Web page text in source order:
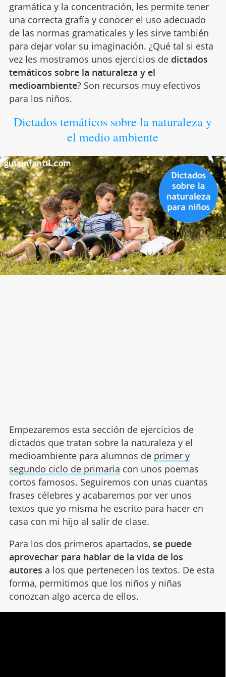
gramática y la concentración, les permite tener
una correcta grafía y conocer el uso adecuado
de las normas gramaticales y les sirve también
para dejar volar su imaginación. ¿Qué tal si esta
vez les mostramos unos ejercicios dedictados
temáticos sobre la naturaleza y el
medioambiente? Son recursos muy efectivos
para los niños.
Dictados temáticos sobre la naturaleza y
el medio ambiente
Empezaremos esta sección de ejercicios de
dictados que tratan sobre la naturaleza y el
medioambiente para alumnos de primer y
segundo ciclo de primaria con unos poemas
cortos famosos. Seguiremos con unas cuantas
frases célebres y acabaremos por ver unos
textos que yo misma he escrito para hacer en
casa con mi hijo al salir de clase.
Para los dos primeros apartados, se puede
aprovechar para hablar de la vida de los
autores a los que pertenecen los textos. De esta
forma, permitimos que los niños y niñas
conozcan algo acerca de ellos.